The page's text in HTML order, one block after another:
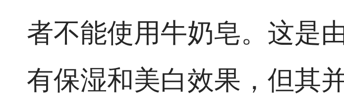
者不能使用牛奶皂。这是
有保湿和美白效果，但其